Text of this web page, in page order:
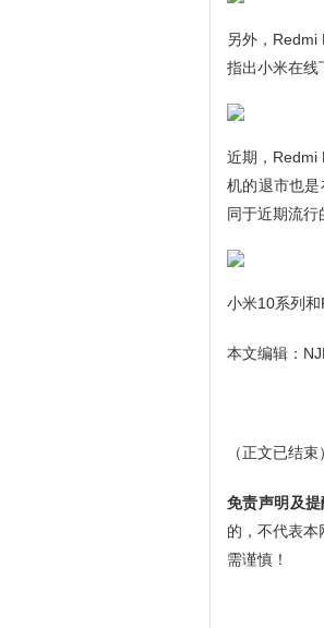
另外，
指出小米在线
近期，Redmi
机的退市也
同于近期流行
小米10系列
本文编辑：
（正文已结束）
免责声明及提
的，不代表
需谨慎！